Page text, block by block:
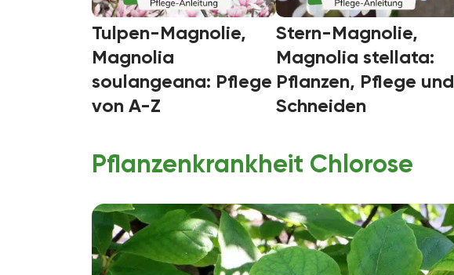
Tulpen-Magnolie,
Magnolia
soulangeana: Pflege
von A-Z
Stern-Magnolie,
Magnolia stellata:
Pflanzen, Pflege und
Schneiden
Pflanzenkrankheit Chlorose